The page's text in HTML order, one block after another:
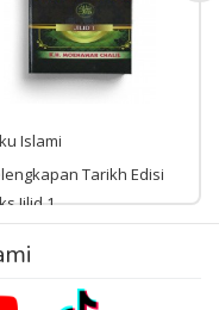
Islami
Tarikh Edisi
Jilid 1
204,000